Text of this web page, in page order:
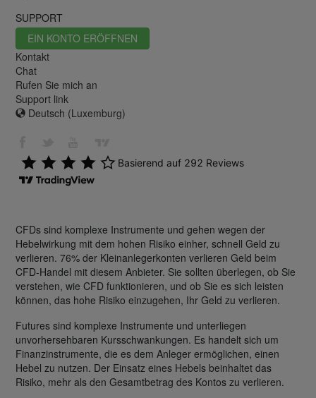
SUPPORT
EIN KONTO ERÖFFNEN
Kontakt
Chat
Rufen Sie mich an
Support link
Deutsch (Luxemburg)
CFDs sind komplexe Instrumente und gehen wegen der
Hebelwirkung mit dem hohen Risiko einher, schnell Geld zu
verlieren. 76% der Kleinanlegerkonten verlieren Geld beim
CFD-Handel mit diesem Anbieter. Sie sollten überlegen, ob Sie
verstehen, wie CFD funktionieren, und ob Sie es sich leisten
können, das hohe Risiko einzugehen, Ihr Geld zu verlieren.
Futures sind komplexe Instrumente und unterliegen
unvorhersehbaren Kursschwankungen. Es handelt sich um
Finanzinstrumente, die es dem Anleger ermöglichen, einen
Hebel zu nutzen. Der Einsatz eines Hebels beinhaltet das
Risiko, mehr als den Gesamtbetrag des Kontos zu verlieren.